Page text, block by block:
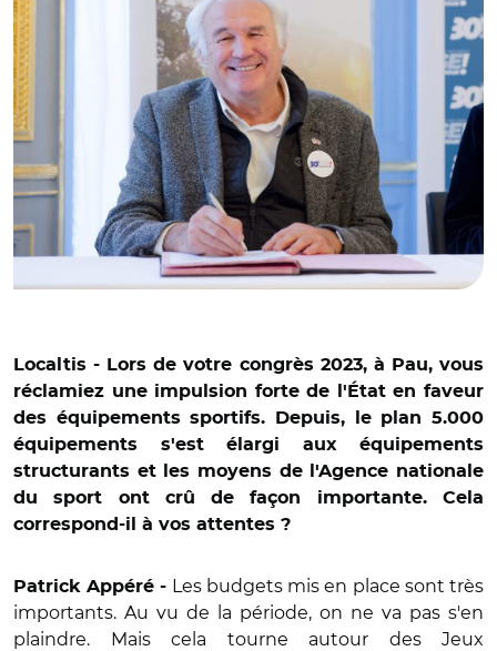
Localtis - Lors de votre congrès 2023, à Pau, vous
réclamiez une impulsion forte de l'État en faveur
des équipements sportifs. Depuis, le plan 5.000
équipements s'est élargi aux équipements
structurants et les moyens de l'Agence nationale
du sport ont crû de façon importante. Cela
correspond-il à vos attentes ?
Patrick Appéré - Les budgets mis en place sont très
importants. Au vu de la période, on ne va pas s'en
plaindre. Mais cela tourne autour des Jeux